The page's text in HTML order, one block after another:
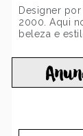
Designer
2000. Aqui
beleza e